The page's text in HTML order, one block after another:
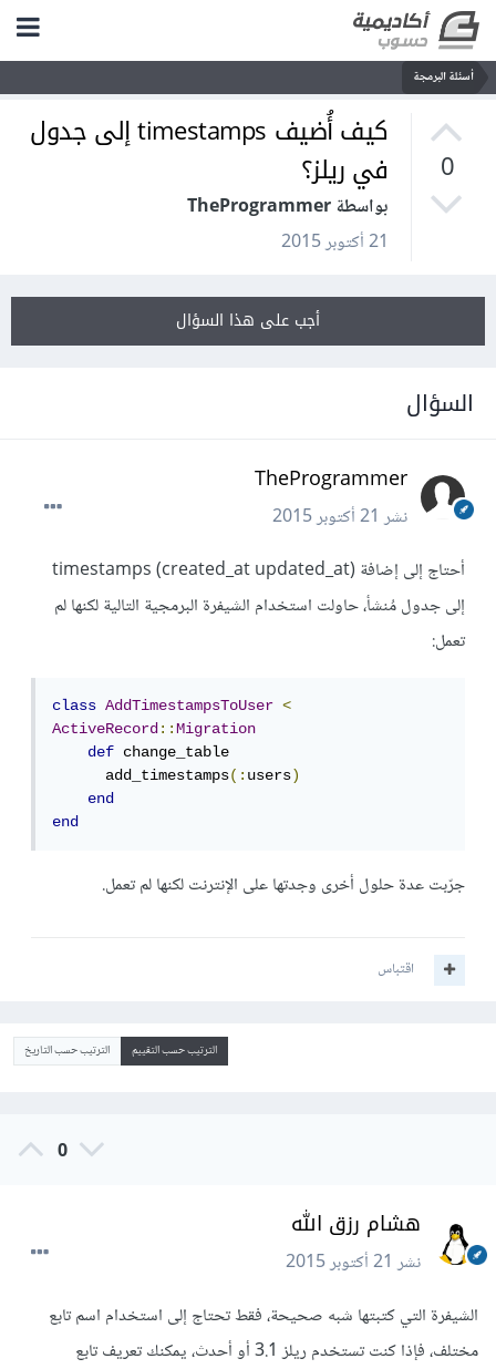
أسئلة البرمجة
0
كيف أُضيف timestamps إلى جدول
في ريلز؟
بواسطة TheProgrammer
21 أكتوبر 2015
أجب على هذا السؤال
السؤال
TheProgrammer
نشر21 أكتوبر 2015
أحتاج إلى إضافة timestamps (created_at updated_at)
إلى جدول مُنشأ، حاولت استخدام الشيفرة البرمجية التالية لكنها لم
تعمل:
class AddTimestampsToUser
<
ActiveRecord::Migration
def change_table
      add_timestamps
(:users)
end
end
جرّبت عدة حلول أخرى وجدتها على الإنترنت لكنها لم تعمل.
اقتباس
الترتيب حسب التقييم الترتيب حسب التاريخ
0
هشام رزق الله
نشر21 أكتوبر 2015
الشيفرة التي كتبتها شبه صحيحة، فقط تحتاج إلى استخدام اسم تابع
مختلف، فإذا كنت تستخدم ريلز 3.1 أو أحدث، يمكنك تعريف تابع